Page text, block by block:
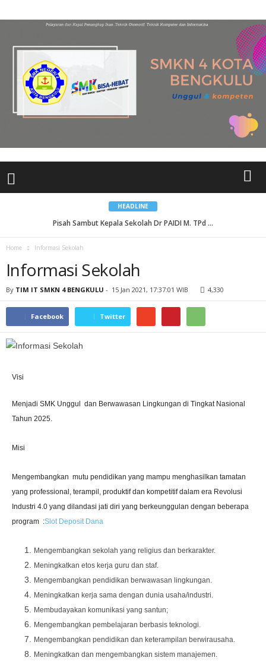
HEADLINE
Pisah Sambut Kepala Sekolah Dr PAIDI M. TPd ...
Home Informasi Sekolah
Informasi Sekolah
By TIM IT SMKN 4 BENGKULU - 15 Jan 2021, 17:37:01 WIB 4,330
Facebook Twitter
Visi
Menjadi SMK Unggul dan Berwawasan Lingkungan di Tingkat Nasional
Tahun 2025.
Misi
Mengembangkan mutu pendidikan yang mampu menghasilkan tamatan
yang professional, terampil, produktif dan kompetitif dalam era Revolusi
Industri 4.0 yang dilandasi jati diri yang berkeunggulan dengan beberapa
program :Slot Deposit Dana
Mengembangkan sekolah yang religius dan berkarakter.
Meningkatkan etos kerja guru dan staf.
Mengembangkan pendidikan berwawasan lingkungan.
Meningkatkan kerja sama dengan dunia usaha/industri.
Membudayakan komunikasi yang santun;
Mengembangkan pembelajaran berbasis teknologi.
Mengembangkan pendidikan dan keterampilan berwirausaha.
Meningkatkan dan mengembangkan sistem manajemen.